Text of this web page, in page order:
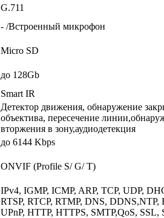
G.711
- /Встроенный микрофон
Micro SD
до 128Gb
Smart IR
Детектор движения, обнаружение
объектива, пересечение
вторжения в зону,аудиодетекция
до 6144 Kbps
ONVIF (Profile S/ G/ T)
IPv4, IGMP, ICMP, ARP, TCP, UDP,
RTSP, RTCP, RTMP, DNS, DDNS,NTP,
UPnP, HTTP, HTTPS, SMTP,QoS, SSL,